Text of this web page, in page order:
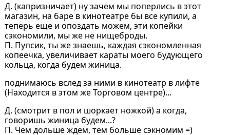
Д. (капризничает) ну зачем мы поперлись в этот
магазин, на баре в кинотеатре бы все купили, а
теперь еще и опоздать можем, эти копейки
сэкономили, мы же не нищеброды.
П. Пупсик, ты же знаешь, каждая сэкономленная
копеечка, увеличивает караты моего будующего
кольца, когда будем жиница.
поднимаюсь вслед за ними в кинотеатр в лифте
(Находится в этом же Торговом центре)...
Д. (смотрит в пол и шоркает ножкой) а когда,
говоришь жиница будем...?
П. Чем дольше ждем, тем больше сэкномим =)